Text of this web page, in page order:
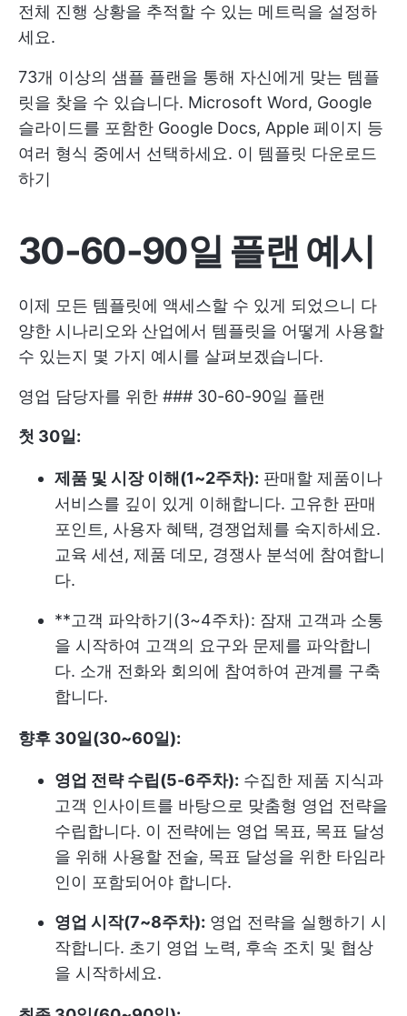
전체 진행 상황을 추적할 수 있는 메트릭을 설정하
세요.
73개 이상의 샘플 플랜을 통해 자신에게 맞는 템플
릿을 찾을 수 있습니다. Microsoft Word, Google
슬라이드를 포함한 Google Docs, Apple 페이지 등
여러 형식 중에서 선택하세요. 이 템플릿 다운로드
하기
30-60-90일 플랜 예시
이제 모든 템플릿에 액세스할 수 있게 되었으니 다
양한 시나리오와 산업에서 템플릿을 어떻게 사용할
수 있는지 몇 가지 예시를 살펴보겠습니다.
영업 담당자를 위한 ### 30-60-90일 플랜
첫 30일:
제품 및 시장 이해(1~2주차): 판매할 제품이나
서비스를 깊이 있게 이해합니다. 고유한 판매
포인트, 사용자 혜택, 경쟁업체를 숙지하세요.
교육 세션, 제품 데모, 경쟁사 분석에 참여합니
다.
**고객 파악하기(3~4주차): 잠재 고객과 소통
을 시작하여 고객의 요구와 문제를 파악합니
다. 소개 전화와 회의에 참여하여 관계를 구축
합니다.
향후 30일(30~60일):
영업 전략 수립(5-6주차): 수집한 제품 지식과
고객 인사이트를 바탕으로 맞춤형 영업 전략을
수립합니다. 이 전략에는 영업 목표, 목표 달성
을 위해 사용할 전술, 목표 달성을 위한 타임라
인이 포함되어야 합니다.
영업 시작(7~8주차): 영업 전략을 실행하기 시
작합니다. 초기 영업 노력, 후속 조치 및 협상
을 시작하세요.